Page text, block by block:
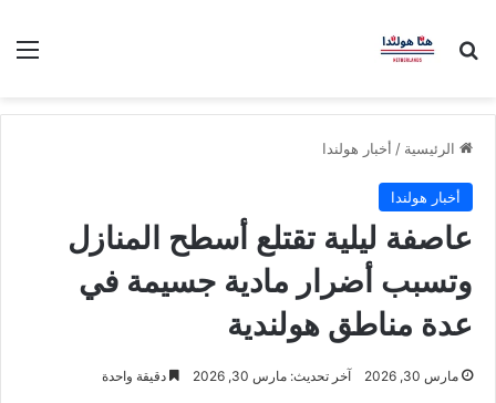
بحث عن
الرئيسية / أخبار هولندا
أخبار هولندا
عاصفة ليلية تقتلع أسطح المنازل
وتسبب أضرار مادية جسيمة في
عدة مناطق هولندية
مارس 30, 2026 آخر تحديث: مارس 30, 2026 دقيقة واحدة